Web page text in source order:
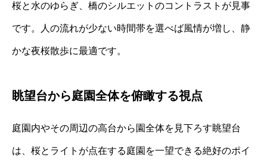
桜と水のゆらぎ、橋のシルエットのコントラストが見事
です。人の流れが少ない時間帯を選べば風情が増し、静
かな夜桜散歩に最適です。
眺望台から庭園全体を俯瞰する視点
庭園内やその周辺の高台から園全体を見下ろす眺望台
は、桜とライトが点在する庭園を一望できる絶好のポイ